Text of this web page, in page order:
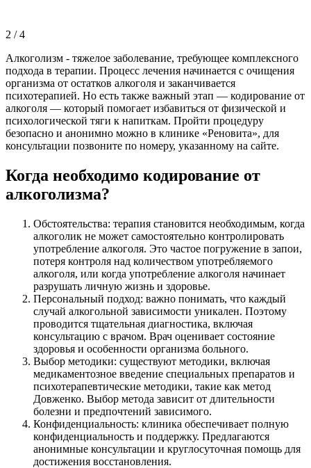
2 /4
Алкоголизм - тяжелое заболевание, требующее комплексного
подхода в терапии. Процесс лечения начинается с очищения
организма от остатков алкоголя и заканчивается
психотерапией. Но есть также важный этап — кодирование от
алкоголя — который помогает избавиться от физической и
психологической тяги к напиткам. Пройти процедуру
безопасно и анонимно можно в клинике «Реновита», для
консультации позвоните по номеру, указанному на сайте.
Когда необходимо кодирование от
алкоголизма?
Обстоятельства: терапия становится необходимым, когда
алкоголик не может самостоятельно контролировать
употребление алкоголя. Это частое погружение в запои,
потеря контроля над количеством употребляемого
алкоголя, или когда употребление алкоголя начинает
разрушать личную жизнь и здоровье.
Персональный подход: важно понимать, что каждый
случай алкогольной зависимости уникален. Поэтому
проводится тщательная диагностика, включая
консультацию с врачом. Врач оценивает состояние
здоровья и особенности организма больного.
Выбор методики: существуют методики, включая
медикаментозное введение специальных препаратов и
психотерапевтические методики, такие как метод
Довженко. Выбор метода зависит от длительности
болезни и предпочтений зависимого.
Конфиденциальность: клиника обеспечивает полную
конфиденциальность и поддержку. Предлагаются
анонимные консультации и круглосуточная помощь для
достижения восстановления.